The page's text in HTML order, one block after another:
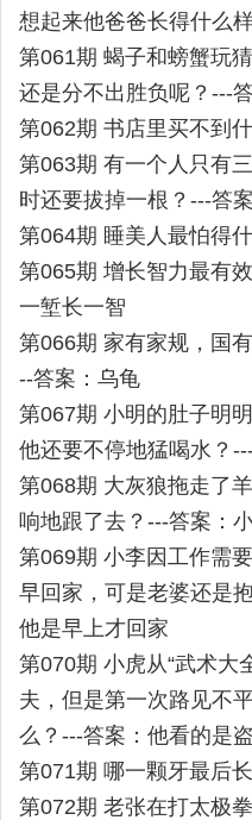
想起来他爸爸长得什么
第061期 蝎子和螃蟹玩
还是分不出胜负呢？---
第062期 书店里买不到
第063期 有一个人只有
时还要拔掉一根？---答
第064期 睡美人最怕得
第065期 增长智力最有
一堑长一智
第066期 家有家规，国
--答案：乌龟
第067期 小明的肚子明
他还要不停地猛喝水？
第068期 大灰狼拖走了
响地跟了去？---答案：
第069期 小李因工作需
早回家，可是老婆还是
他是早上才回家
第070期 小虎从“武术大
夫，但是第一次路见不
么？---答案：他看的是
第071期 哪一颗牙最后
第072期 老张在打太极